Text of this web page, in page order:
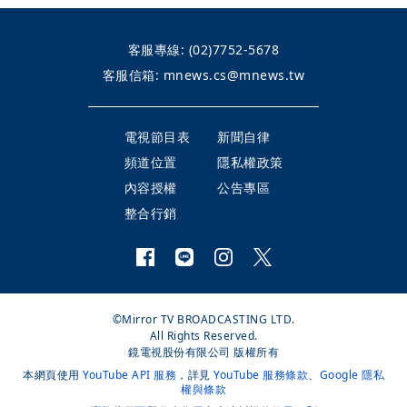
客服專線: (02)7752-5678
客服信箱: mnews.cs@mnews.tw
電視節目表
新聞自律
頻道位置
隱私權政策
內容授權
公告專區
整合行銷
©Mirror TV BROADCASTING LTD.
All Rights Reserved.
鏡電視股份有限公司 版權所有
本網頁使用 YouTube API 服務 ，詳見 YouTube 服務條款、 Google 隱私
權與條款